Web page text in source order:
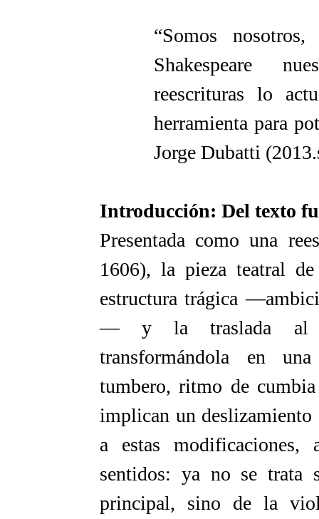
“Somos
Shakespeare
reescrituras lo
herramienta para
Jorge Dubatti
Introducción: Del texto
Presentada como una
1606), la pieza teatral
estructura trágica
— y la traslada al
transformándola en
tumbero, ritmo de
implican un
a estas modificaciones,
sentidos: ya no se trata
principal, sino de la